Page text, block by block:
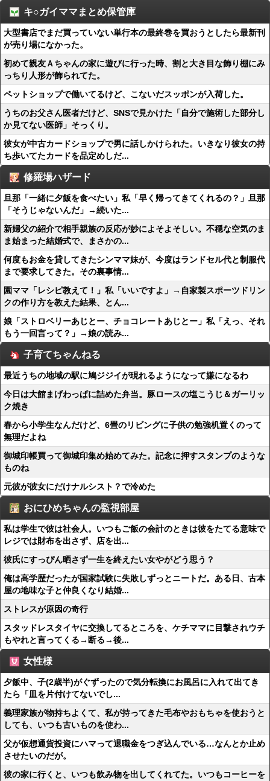
キ○ガイママまとめ保管庫
大型書店でまだ買っていない単行本の最終巻を買おうとしたら最新刊
が売り場になかった。
初めて親友Ａちゃんの家に遊びに行った時、割と大き目な飾り棚にみ
っちり人形が飾られてた。
ペットショップで働いてるけど、こないだスッポンが入荷した。
うちのお父さん医者だけど、SNSで見かけた「自分で施術した部分し
か見てない医師」そっくり。
彼女が中古カードショップで男に話しかけられた。いきなり彼女の持
ち歩いてたカードを品定めしだ...
修羅場ハザード
旦那「一緒に夕飯を食べたい」私「早く帰ってきてくれるの？」旦那
「そうじゃないんだ」→続いた...
新婦父の紹介で相手親族の反応が妙によそよそしい。不穏な空気のま
ま始まった結婚式で、まさかの...
何度もお金を貸してきたシンママ妹が、今度はランドセル代と制服代
まで要求してきた。その裏事情...
園ママ「レシピ教えて！」私「いいですよ」→自家製スポーツドリン
クの作り方を教えた結果、とん...
娘「ストロベリーあじとー、チョコレートあじとー」私「えっ、それ
もう一回言って？」→娘の読み...
子育てちゃんねる
最近うちの地域の駅に鳩ジジイが現れるようになって嫌になるわ
今日は大館まげわっぱに詰めた弁当。豚ロースの塩こうじ＆ガーリッ
ク焼き
春から小学生なんだけど、6畳のリビングに子供の勉強机置くのって
無理だよね
御城印帳買って御城印集め始めてみた。記念に押すスタンプのような
ものね
元彼が彼女にだけナルシスト？で冷めた
おにひめちゃんの監視部屋
私は学生で彼は社会人。いつもご飯の会計のときは彼をたてる意味で
レジでは財布を出さず、店を出...
彼氏にすっぴん晒さず一生を終えたい女やがどう思う？
俺は高学歴だったが国家試験に失敗しずっとニートだ。ある日、古本
屋の地味な子と仲良くなり結婚...
ストレスが原因の奇行
スタッドレスタイヤに交換してるところを、ケチママに目撃されウチ
もやれと言ってくる→断る→後...
女性様
夕飯中、子(2歳半)がぐずったので気分転換にお風呂に入れて出てき
たら「皿を片付けてないでし...
義理家族が物持ちよくて、私が持ってきた毛布やおもちゃを使おうと
しても、いつも古いものを使わ...
父が仮想通貨投資にハマって退職金をつぎ込んでいる…なんとか止め
させたいのだが。
彼の家に行くと、いつも飲み物を出してくれてた。いつもコーヒーを